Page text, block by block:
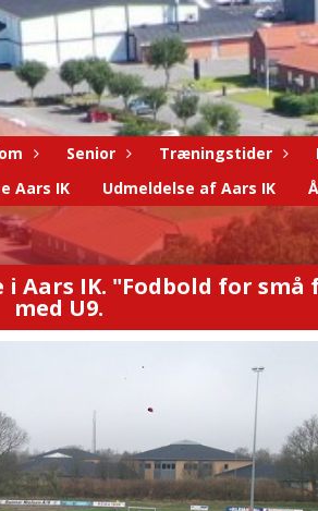
Senior Træningstider
Aars IK Udmeldelse af Aars IK
Aars IK. "Fodbold for
med U9.